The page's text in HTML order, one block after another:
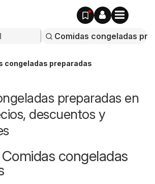
congeladas preparadas
preparadas en
descuentos y
congeladas